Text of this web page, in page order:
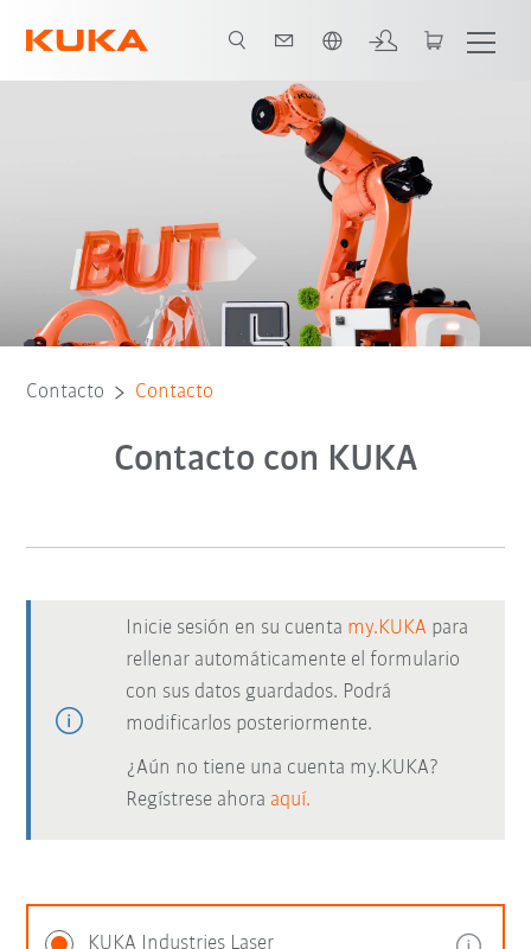
Contacto Contacto
Contacto con KUKA
Inicie sesión en su cuenta my.KUKA para
rellenar automáticamente el formulario
con sus datos guardados. Podrá
modificarlos posteriormente.
¿Aún no tiene una cuenta my.KUKA?
Regístrese ahora aquí.
KUKA Industries Laser